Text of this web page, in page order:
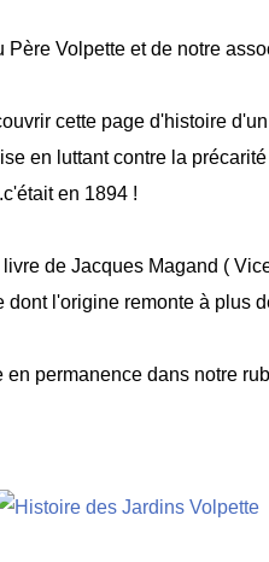
Volpette et de notre
cette page d'histoire
en luttant contre la
en 1894 !
de Jacques Magand (
dont l'origine remonte à plus
permanence dans notre